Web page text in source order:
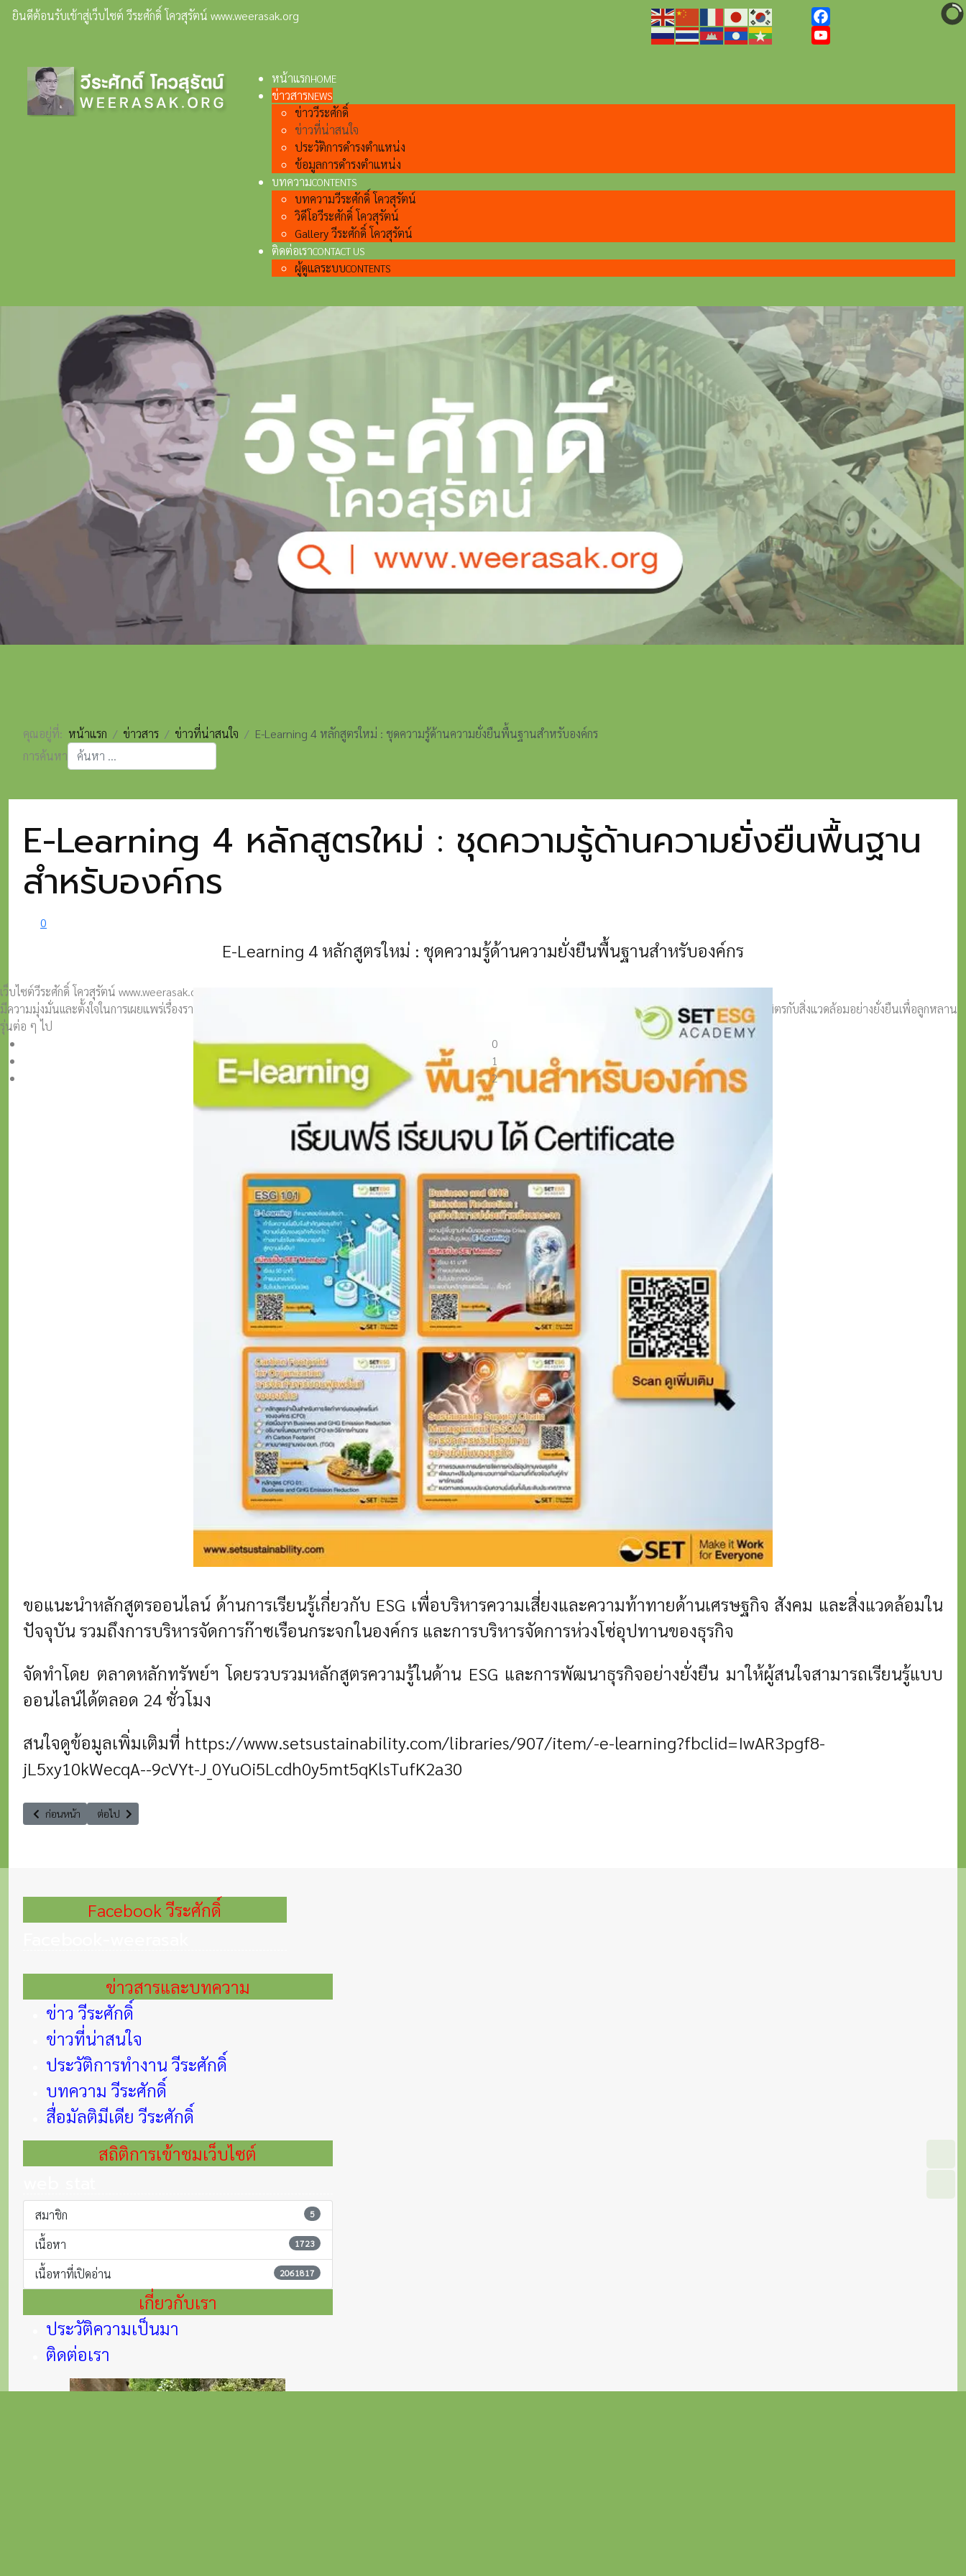
ยินดีต้อนรับเข้าสู่เว็บไซต์ วีระศักดิ์ โควสุรัตน์ www.weerasak.org
Facebook
หน้าแรกHOME
ข่าวสารNEWS
ข่าววีระศักดิ์
ข่าวที่น่าสนใจ
ประวัติการดำรงตำแหน่ง
ข้อมูลการดำรงตำแหน่ง
บทความCONTENTS
บทความวีระศักดิ์ โควสุรัตน์
วิดีโอวีระศักดิ์ โควสุรัตน์
Gallery วีระศักดิ์ โควสุรัตน์
ติดต่อเราCONTACT US
ผู้ดูแลระบบCONTENTS
เว็บไซต์วีระศักดิ์ โควสุรัตน์ www.weerasak.org
มีความมุ่งมั่นเเละตั้งใจในการเผยแพร่เรื่องราวความรู้ความเข้าใจในการสร้างสรรค์สังคมด้วย การพัฒนาด้านเศรษฐกิจสังคมกฎหมายและการปกครอง เพื่อให้เกิดการพัฒนาที่เป็นมิตรกับสิ่งแวดล้อมอย่างยั่งยืนเพื่อลูกหลาน
รุ่นต่อ ๆ ไป
0
1
2
คุณอยู่ที่: หน้าแรก ข่าวสาร ข่าวที่น่าสนใจ
E-Learning 4 หลักสูตรใหม่ : ชุดความรู้ด้านความยั่งยืนพื้นฐานสำหรับองค์กร
การค้นหา
E-Learning 4 หลักสูตรใหม่ : ชุดความรู้ด้านความยั่งยืนพื้นฐาน
สำหรับองค์กร
0
E-Learning 4 หลักสูตรใหม่ : ชุดความรู้ด้านความยั่งยืนพื้นฐานสำหรับองค์กร
ขอแนะนำหลักสูตรออนไลน์ ด้านการเรียนรู้เกี่ยวกับ ESG เพื่อบริหารความเสี่ยงและความท้าทายด้านเศรษฐกิจ สังคม และสิ่งแวดล้อมใน
ปัจจุบัน รวมถึงการบริหารจัดการก๊าซเรือนกระจกในองค์กร และการบริหารจัดการห่วงโซ่อุปทานของธุรกิจ
จัดทำโดย ตลาดหลักทรัพย์ฯ โดยรวบรวมหลักสูตรความรู้ในด้าน ESG และการพัฒนาธุรกิจอย่างยั่งยืน มาให้ผู้สนใจสามารถเรียนรู้แบบ
ออนไลน์ได้ตลอด 24 ชั่วโมง
สนใจดูข้อมูลเพิ่มเติมที่ https://www.setsustainability.com/libraries/907/item/-e-learning?fbclid=IwAR3pgf8-
jL5xy10kWecqA--9cVYt-J_0YuOi5Lcdh0y5mt5qKlsTufK2a30
เนื้อหาก่อนหน้า: ขอเชิญร่วมกิจกรรม TRAFS TALKS: Connext the Dots
ก่อนหน้า เนื้อหาถัดไป: ชวนคิดชวนคุยไปด้วยกันกับ วีระศักดิ์ โควสุรัตน์ สมาชิกวุฒิสภา
ต่อไป
Facebook วีระศักดิ์
ข่าวสารและบทความ
ข่าว วีระศักดิ์
ข่าวที่น่าสนใจ
ประวัติการทำงาน วีระศักดิ์
บทความ วีระศักดิ์
สื่อมัลติมีเดีย วีระศักดิ์
สถิติการเข้าชมเว็บไซต์
สมาชิก 5
เนื้อหา 1723
เนื้อหาที่เปิดอ่าน 2061817
เกี่ยวกับเรา
ประวัติความเป็นมา
ติดต่อเรา